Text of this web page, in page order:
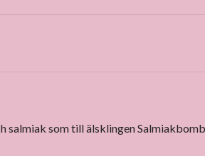
salmiak som till älsklingen